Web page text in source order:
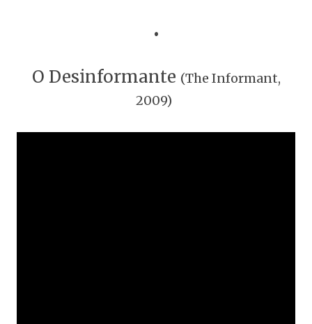
•
O Desinformante (The Informant,
2009)